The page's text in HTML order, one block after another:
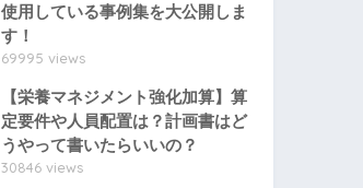
使用している事例集を大公開しま
す！
69995 views
【栄養マネジメント強化加算】算
定要件や人員配置は？計画書はど
うやって書いたらいいの？
30846 views